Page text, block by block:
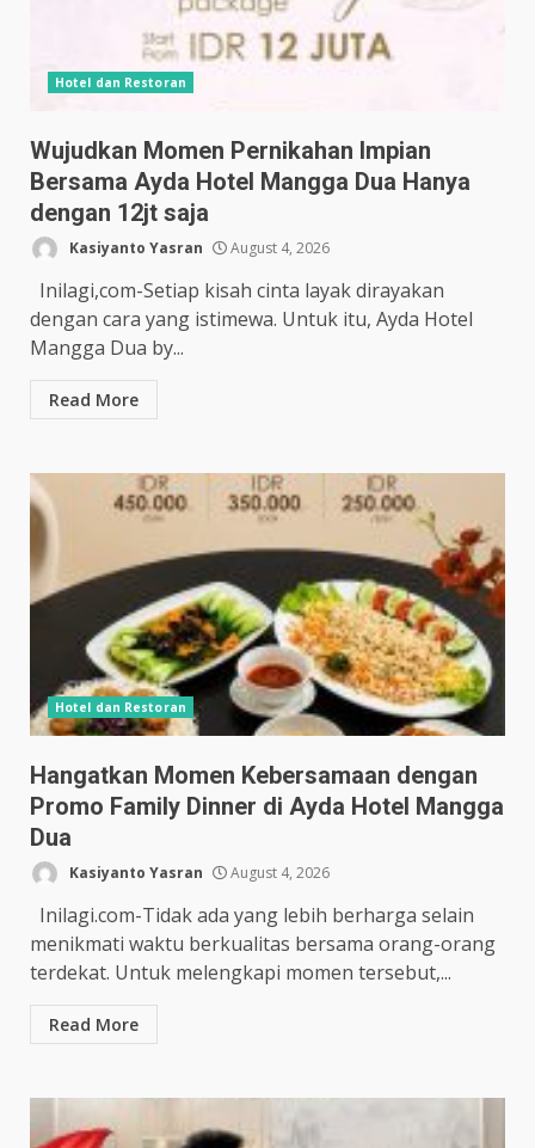
Hotel dan Restoran
Wujudkan Momen Pernikahan Impian
Bersama Ayda Hotel Mangga Dua Hanya
dengan 12jt saja
Kasiyanto Yasran August 4, 2026
Inilagi,com-Setiap kisah cinta layak dirayakan
dengan cara yang istimewa. Untuk itu, Ayda Hotel
Mangga Dua by...
Read More
Hotel dan Restoran
Hangatkan Momen Kebersamaan dengan
Promo Family Dinner di Ayda Hotel Mangga
Dua
Kasiyanto Yasran August 4, 2026
Inilagi.com-Tidak ada yang lebih berharga selain
menikmati waktu berkualitas bersama orang-orang
terdekat. Untuk melengkapi momen tersebut,...
Read More